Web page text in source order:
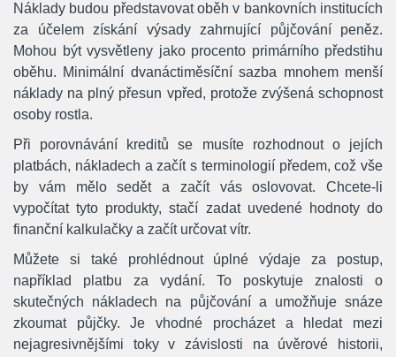
Náklady budou představovat oběh v bankovních institucích
za účelem získání výsady zahrnující půjčování peněz.
Mohou být vysvětleny jako procento primárního předstihu
oběhu. Minimální dvanáctiměsíční sazba mnohem menší
náklady na plný přesun vpřed, protože zvýšená schopnost
osoby rostla.
Při porovnávání kreditů se musíte rozhodnout o jejích
platbách, nákladech a začít s terminologií předem, což vše
by vám mělo sedět a začít vás oslovovat. Chcete-li
vypočítat tyto produkty, stačí zadat uvedené hodnoty do
finanční kalkulačky a začít určovat vítr.
Můžete si také prohlédnout úplné výdaje za postup,
například platbu za vydání. To poskytuje znalosti o
skutečných nákladech na půjčování a umožňuje snáze
zkoumat půjčky. Je vhodné procházet a hledat mezi
nejagresivnějšími toky v závislosti na úvěrové historii,